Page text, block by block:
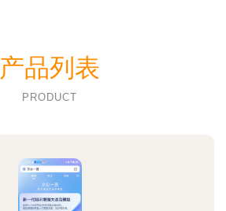
产品列表
PRODUCT